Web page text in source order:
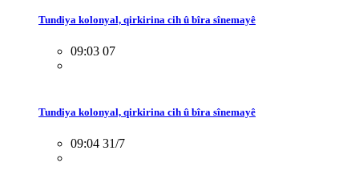
Tundiya kolonyal, qirkirina cih û bîra sînemayê
09:03 07
Tundiya kolonyal, qirkirina cih û bîra sînemayê
09:04 31/7